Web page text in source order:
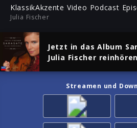
KlassikAkzente Video Podcast
Julia Fischer
Jetzt in das Album
Julia Fischer reinhören
Streamen und